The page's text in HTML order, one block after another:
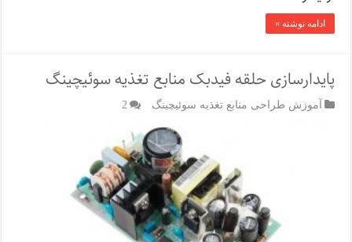
ادامه نوشته »
پایدارسازی حلقه فیدبک منابع تغذیه سوئیچینگ
آموزش طراحی منابع تغذیه سوئیچینگ 2